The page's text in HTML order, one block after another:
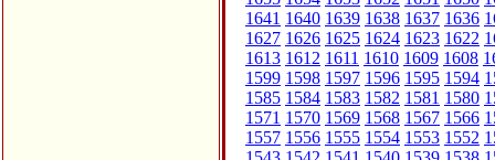
1641 1640 1639 1638 1637 1636
1627 1626 1625 1624 1623 1622
1613 1612 1611 1610 1609 1608
1599 1598 1597 1596 1595 1594
1585 1584 1583 1582 1581 1580
1571 1570 1569 1568 1567 1566
1557 1556 1555 1554 1553 1552